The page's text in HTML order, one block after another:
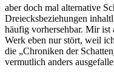
aber doch mal alternative
Dreiecksbeziehungen
häufig vorhersehbar. Mir ist
Werk eben nur stört, weil
die „Chroniken der
vermutlich anders